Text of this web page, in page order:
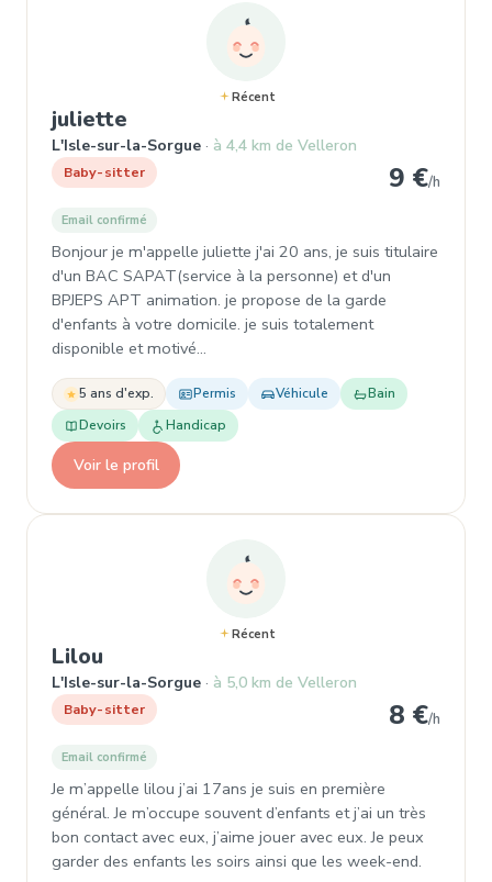
Récent
juliette
L'Isle-sur-la-Sorgue à 4,4 km de Velleron
Baby-sitter 9 €/h
Email confirmé
Bonjour je m'appelle juliette j'ai 20 ans, je suis titulaire
d'un BAC SAPAT(service à la personne) et d'un
BPJEPS APT animation. je propose de la garde
d'enfants à votre domicile. je suis totalement
disponible et motivé…
5 ans d'exp. Permis Véhicule
Bain
Devoirs
Handicap
Voir le profil
Récent
Lilou
L'Isle-sur-la-Sorgue à 5,0 km de Velleron
Baby-sitter 8 €/h
Email confirmé
Je m’appelle lilou j’ai 17ans je suis en première
général. Je m’occupe souvent d’enfants et j’ai un très
bon contact avec eux, j’aime jouer avec eux. Je peux
garder des enfants les soirs ainsi que les week-end.